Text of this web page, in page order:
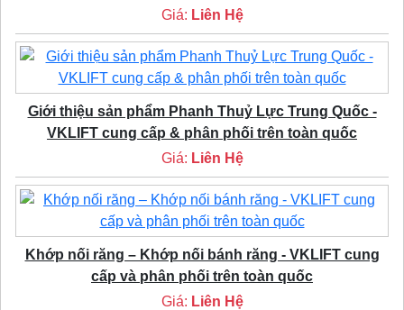
Giá: Liên Hệ
Giới thiệu sản phẩm Phanh Thuỷ Lực Trung Quốc -
VKLIFT cung cấp & phân phối trên toàn quốc
Giá: Liên Hệ
Khớp nối răng – Khớp nối bánh răng - VKLIFT cung
cấp và phân phối trên toàn quốc
Giá: Liên Hệ